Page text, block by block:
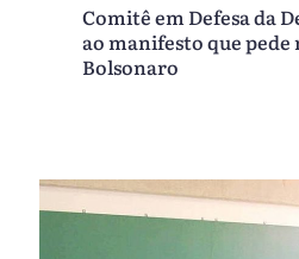
Comitê em Defesa da
ao manifesto que pede
Bolsonaro